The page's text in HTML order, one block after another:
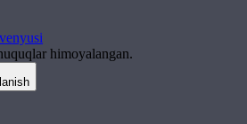
himoyalangan.